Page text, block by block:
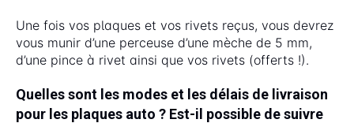
Une fois vos plaques et vos rivets reçus, vous devrez
vous munir d’une perceuse d’une mèche de 5 mm,
d’une pince à rivet ainsi que vos rivets (offerts !).
Quelles sont les modes et les délais de livraison
pour les plaques auto ? Est-il possible de suivre